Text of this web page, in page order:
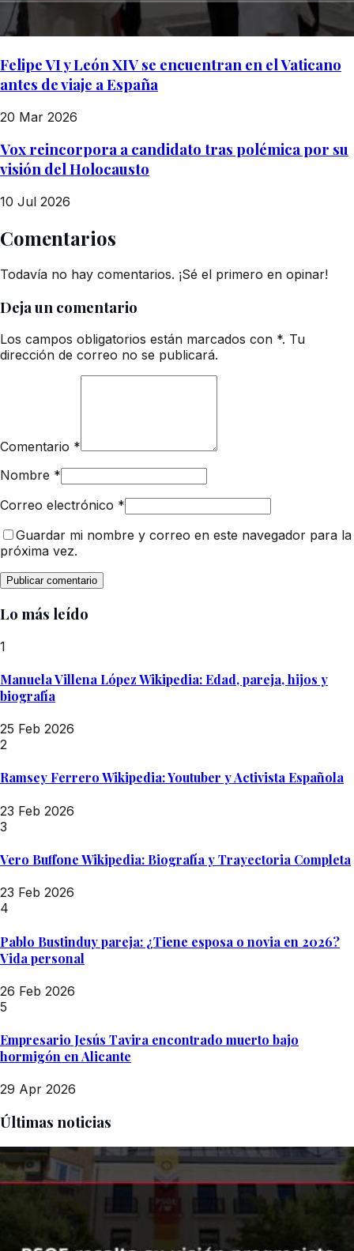
Felipe VI y León XIV se encuentran en el Vaticano
antes de viaje a España
20 Mar 2026
Vox reincorpora a candidato tras polémica por su
visión del Holocausto
10 Jul 2026
Comentarios
Todavía no hay comentarios. ¡Sé el primero en opinar!
Deja un comentario
Los campos obligatorios están marcados con *. Tu
dirección de correo no se publicará.
Comentario *
Nombre *
Correo electrónico *
Guardar mi nombre y correo en este navegador para la
próxima vez.
Lo más leído
1
Manuela Villena López Wikipedia: Edad, pareja, hijos y
biografía
25 Feb 2026
2
Ramsey Ferrero Wikipedia: Youtuber y Activista Española
23 Feb 2026
3
Vero Buffone Wikipedia: Biografía y Trayectoria Completa
23 Feb 2026
4
Pablo Bustinduy pareja: ¿Tiene esposa o novia en 2026?
Vida personal
26 Feb 2026
5
Empresario Jesús Tavira encontrado muerto bajo
hormigón en Alicante
29 Apr 2026
Últimas noticias